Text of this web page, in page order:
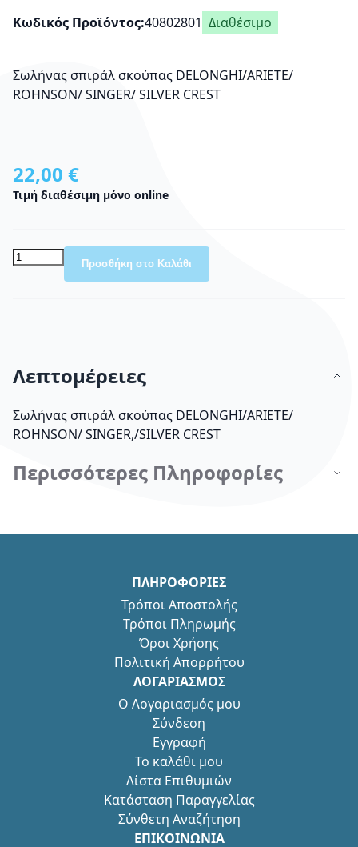
Κωδικός Προϊόντος 40802801 Διαθέσιμο
Σωλήνας σπιράλ σκούπας DELONGHI/ARIETE/
ROHNSON/ SINGER/ SILVER CREST
22,00 €
Τιμή διαθέσιμη μόνο online
Προσθήκη στο Καλάθι
Λεπτομέρειες
Σωλήνας σπιράλ σκούπας DELONGHI/ARIETE/
ROHNSON/ SINGER,/SILVER CREST
Περισσότερες Πληροφορίες
ΠΛΗΡΟΦΟΡΙΕΣ
Τρόποι Αποστολής
Τρόποι Πληρωμής
Όροι Χρήσης
Πολιτική Απορρήτου
ΛΟΓΑΡΙΑΣΜΟΣ
Ο Λογαριασμός μου
Σύνδεση
Εγγραφή
Το καλάθι μου
Λίστα Επιθυμιών
Κατάσταση Παραγγελίας
Σύνθετη Αναζήτηση
ΕΠΙΚΟΙΝΩΝΙΑ